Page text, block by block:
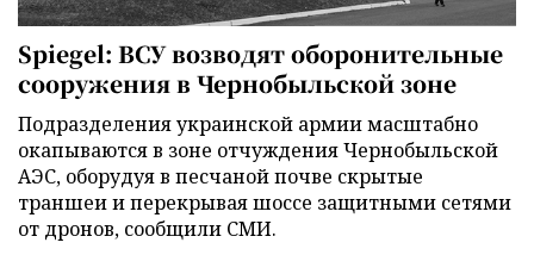
Spiegel: ВСУ возводят оборонительные
сооружения в Чернобыльской зоне
Подразделения украинской армии масштабно
окапываются в зоне отчуждения Чернобыльской
АЭС, оборудуя в песчаной почве скрытые
траншеи и перекрывая шоссе защитными сетями
от дронов, сообщили СМИ.